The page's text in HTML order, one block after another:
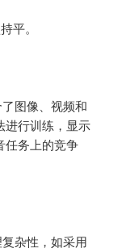
平。
图像、视频和
进行训练，显示
任务上的竞争
杂性，如采用